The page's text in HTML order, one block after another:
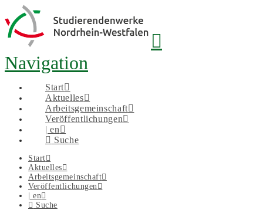
Navigation
Start
Aktuelles
Arbeitsgemeinschaft
Veröffentlichungen
| en
Suche
Start
Aktuelles
Arbeitsgemeinschaft
Veröffentlichungen
| en
Suche